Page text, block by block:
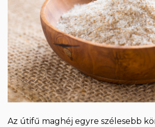
Az útifű maghéj egyre szélesebb